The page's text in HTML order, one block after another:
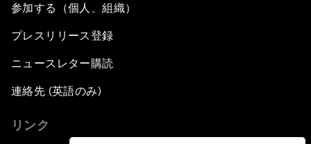
参加する（個人、組織）
プレスリリース登録
ニュースレター購読
連絡先 (英語のみ)
リンク